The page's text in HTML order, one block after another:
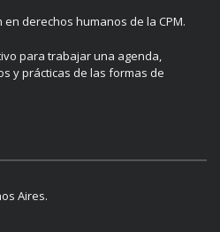
derechos humanos de la CPM.
para trabajar una agenda,
y prácticas de las formas de
Aires.